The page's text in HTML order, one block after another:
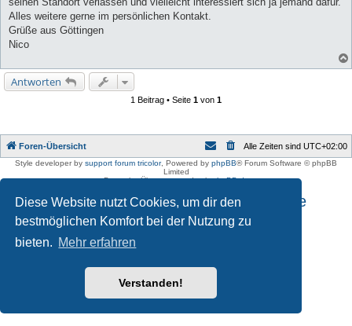
Diese Website nutzt Cookies, um dir den
bestmöglichen Komfort bei der Nutzung zu
bieten. Mehr erfahren
Verstanden!
Alles weitere gerne im persönlichen Kontakt.
Grüße aus Göttingen
Nico
Antworten
1 Beitrag • Seite 1 von 1
Foren-Übersicht Alle Zeiten sind UTC+02:00
Style developer by support forum tricolor, Powered by phpBB® Forum Software © phpBB
Limited
Deutsche Übersetzung durchphpBB.de
Impressum und Datenschutzhinweise